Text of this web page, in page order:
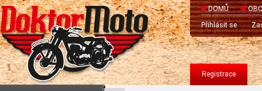
DOMŮ
Přihlásit se
Registrace